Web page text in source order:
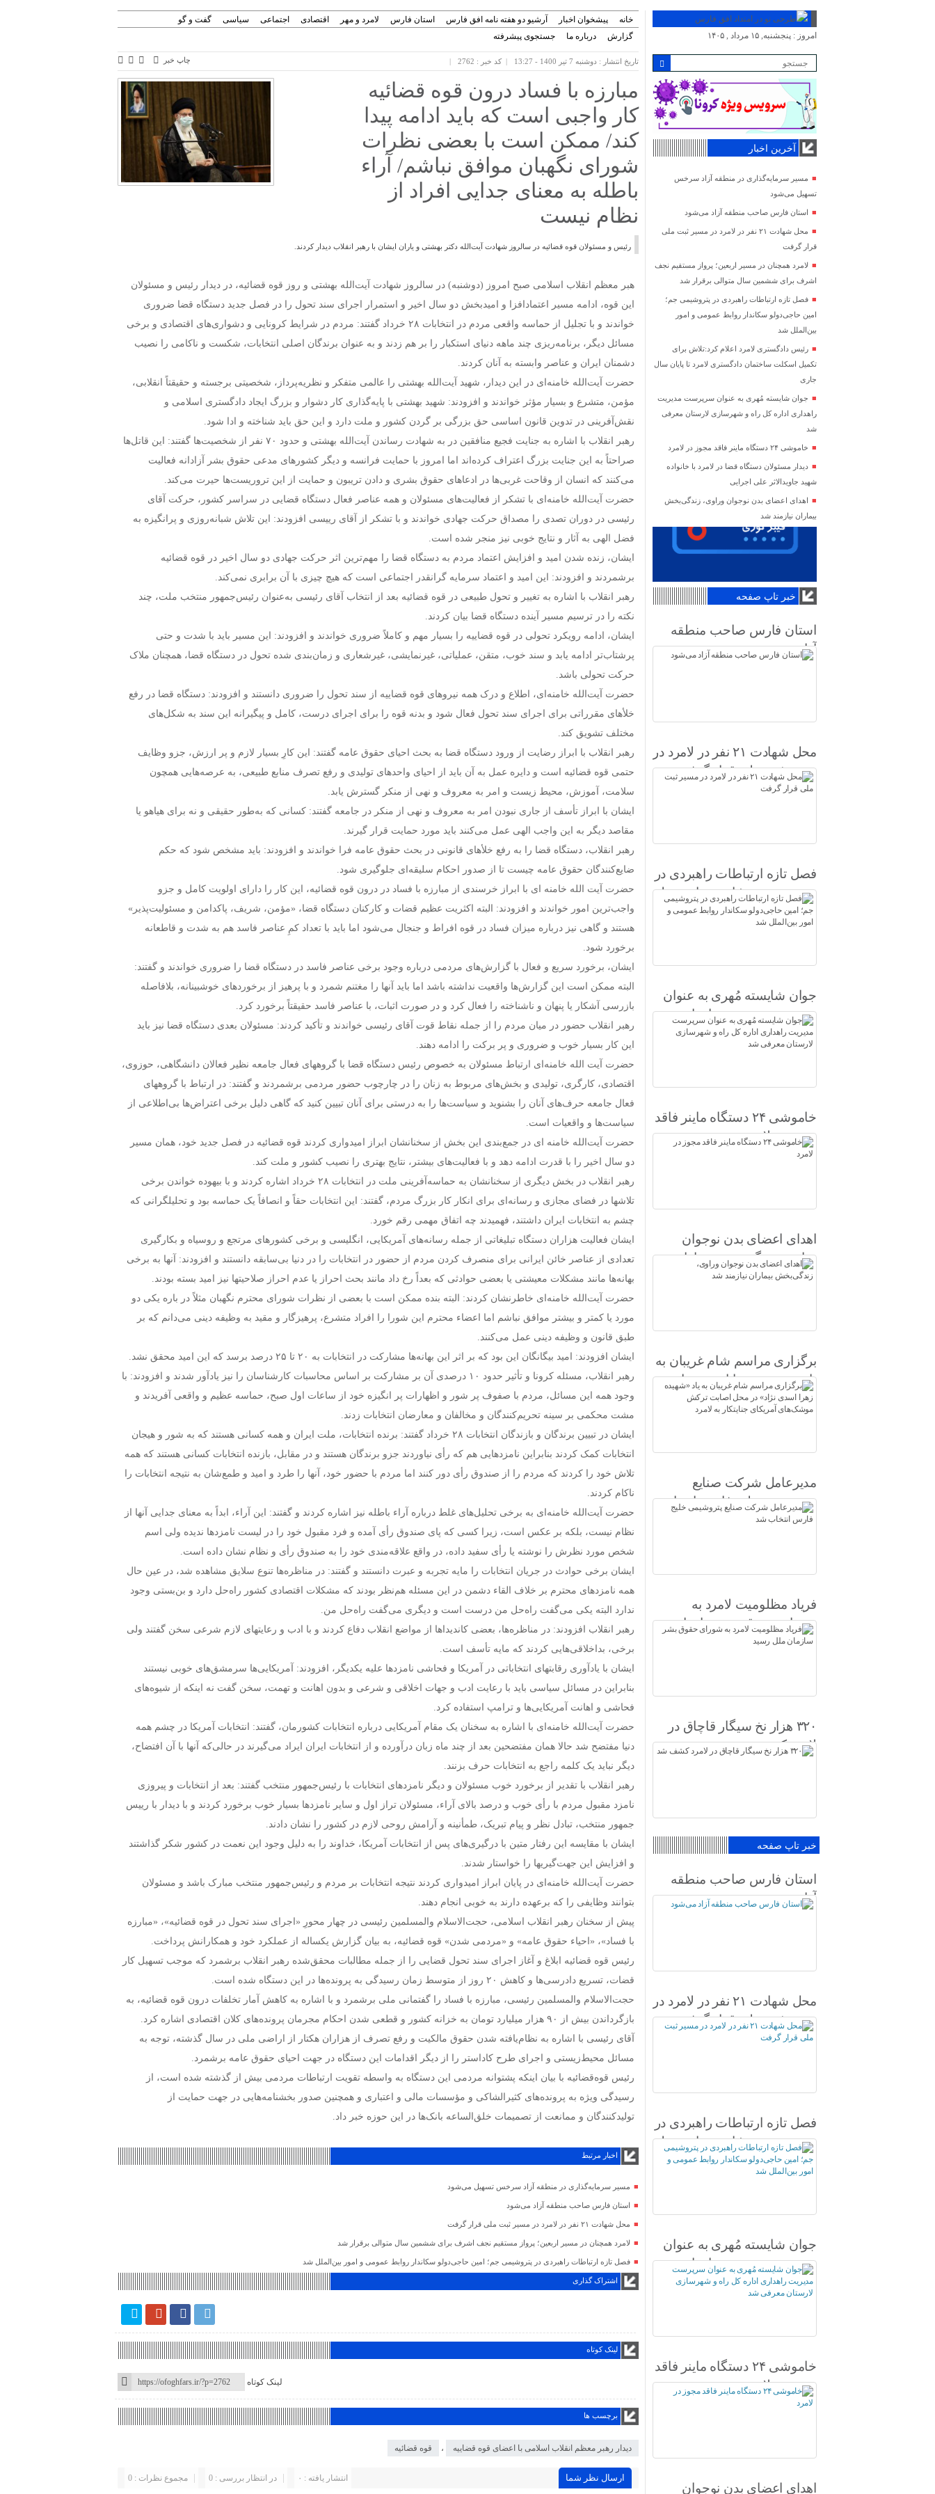
خانه پیشخوان اخبار آرشیو دو هفته نامه افق فارس استان فارس لامرد و مهر اقتصادی اجتماعی سیاسی
گفت و گو
گزارش
درباره ما جستجوی پیشرفته
تاریخ انتشار : دوشنبه 7 تیر 1400 - 13:27 کد خبر : 2762 چاپ خبر
مبارزه با فساد درون قوه قضائیه
کار واجبی است که باید ادامه پیدا
کند/ ممکن است با بعضی نظرات
شورای نگهبان موافق نباشم/ آراء
باطله به معنای جدایی افراد از
نظام نیست
رئیس و مسئولان قوه قضائیه در سالروز شهادت آیت‌الله دکتر بهشتی و یاران ایشان با رهبر انقلاب دیدار کردند.
هبر معظم انقلاب اسلامی صبح امروز (دوشنبه) در سالروز شهادت آیت‌الله بهشتی و روز قوه قضائیه، در دیدار رئیس و مسئولان
این قوه، ادامه مسیر اعتمادافزا و امیدبخش دو سال اخیر و استمرار اجرای سند تحول را در فصل جدید دستگاه قضا ضروری
خواندند و با تجلیل از حماسه واقعی مردم در انتخابات ۲۸ خرداد گفتند: مردم در شرایط کرونایی و دشواری‌های اقتصادی و برخی
مسائل دیگر، برنامه‌ریزی چند ماهه دنیای استکبار را بر هم زدند و به عنوان برندگان اصلی انتخابات، شکست و ناکامی را نصیب
دشمنان ایران و عناصر وابسته به آنان کردند.
حضرت آیت‌الله خامنه‌ای در این دیدار، شهید آیت‌الله بهشتی را عالمی متفکر و نظریه‌پرداز، شخصیتی برجسته و حقیقتاً انقلابی،
مؤمن، متشرع و بسیار مؤثر خواندند و افزودند: شهید بهشتی با پایه‌گذاری کار دشوار و بزرگ ایجاد دادگستری اسلامی و
نقش‌آفرینی در تدوین قانون اساسی حق بزرگی بر گردن کشور و ملت دارد و این حق باید شناخته و ادا شود.
رهبر انقلاب با اشاره به جنایت فجیع منافقین در به شهادت رساندن آیت‌الله بهشتی و حدود ۷۰ نفر از شخصیت‌ها گفتند: این قاتل‌ها
صراحتاً به این جنایت بزرگ اعتراف کرده‌اند اما امروز با حمایت فرانسه و دیگر کشورهای مدعی حقوق بشر آزادانه فعالیت
می‌کنند که انسان از وقاحت غربی‌ها در ادعاهای حقوق بشری و دادن تریبون و حمایت از این تروریست‌ها حیرت می‌کند.
حضرت آیت‌الله خامنه‌ای با تشکر از فعالیت‌های مسئولان و همه عناصر فعال دستگاه قضایی در سراسر کشور، حرکت آقای
رئیسی در دوران تصدی را مصداق حرکت جهادی خواندند و با تشکر از آقای رییسی افزودند: این تلاش شبانه‌روزی و پرانگیزه به
فضل الهی به آثار و نتایج خوبی نیز منجر شده است.
ایشان، زنده شدن امید و افزایش اعتماد مردم به دستگاه قضا را مهم‌ترین اثر حرکت جهادی دو سال اخیر در قوه قضائیه
برشمردند و افزودند: این امید و اعتماد سرمایه گرانقدر اجتماعی است که هیچ چیزی با آن برابری نمی‌کند.
رهبر انقلاب با اشاره به تغییر و تحول طبیعی در قوه قضائیه بعد از انتخاب آقای رئیسی به‌عنوان رئیس‌جمهور منتخب ملت، چند
نکته را در ترسیم مسیر آینده دستگاه قضا بیان کردند.
ایشان، ادامه رویکرد تحولی در قوه قضاییه را بسیار مهم و کاملاً ضروری خواندند و افزودند: این مسیر باید با شدت و حتی
پرشتاب‌تر ادامه یابد و سند خوب، متقن، عملیاتی، غیرنمایشی، غیرشعاری و زمان‌بندی شده تحول در دستگاه قضا، همچنان ملاک
حرکت تحولی باشد.
حضرت آیت‌الله خامنه‌ای، اطلاع و درک همه نیروهای قوه قضاییه از سند تحول را ضروری دانستند و افزودند: دستگاه قضا در رفع
خلأهای مقرراتی برای اجرای سند تحول فعال شود و بدنه قوه را برای اجرای درست، کامل و پیگیرانه این سند به شکل‌های
مختلف تشویق کند.
رهبر انقلاب با ابراز رضایت از ورود دستگاه قضا به بحث احیای حقوق عامه گفتند: این کارِ بسیار لازم و پر ارزش، جزو وظایف
حتمی قوه قضائیه است و دایره عمل به آن باید از احیای واحدهای تولیدی و رفع تصرف منابع طبیعی، به عرصه‌هایی همچون
سلامت، آموزش، محیط زیست و امر به معروف و نهی از منکر گسترش یابد.
ایشان با ابراز تأسف از جاری نبودن امر به معروف و نهی از منکر در جامعه گفتند: کسانی که به‌طور حقیقی و نه برای هیاهو یا
مقاصد دیگر به این واجب الهی عمل می‌کنند باید مورد حمایت قرار گیرند.
رهبر انقلاب، دستگاه قضا را به رفع خلأهای قانونی در بحث حقوق عامه فرا خواندند و افزودند: باید مشخص شود که حکم
ضایع‌کنندگان حقوق عامه چیست تا از صدور احکام سلیقه‌ای جلوگیری شود.
حضرت آیت الله خامنه ای با ابراز خرسندی از مبارزه با فساد در درون قوه قضائیه، این کار را دارای اولویت کامل و جزو
واجب‌ترین امور خواندند و افزودند: البته اکثریت عظیم قضات و کارکنان دستگاه قضا، «مؤمن، شریف، پاکدامن و مسئولیت‌پذیر»
هستند و گاهی نیز درباره میزان فساد در قوه افراط و جنجال می‌شود اما باید با تعداد کمِ عناصر فاسد هم به شدت و قاطعانه
برخورد شود.
ایشان، برخورد سریع و فعال با گزارش‌های مردمی درباره وجود برخی عناصر فاسد در دستگاه قضا را ضروری خواندند و گفتند:
البته ممکن است این گزارش‌ها واقعیت نداشته باشد اما باید آنها را مغتنم شمرد و با پرهیز از برخوردهای خوشبینانه، بلافاصله
بازرسی آشکار یا پنهان و ناشناخته را فعال کرد و در صورت اثبات، با عناصر فاسد حقیقتاً برخورد کرد.
رهبر انقلاب حضور در میان مردم را از جمله نقاط قوت آقای رئیسی خواندند و تأکید کردند: مسئولان بعدی دستگاه قضا نیز باید
این کار بسیار خوب و ضروری و پر برکت را ادامه دهند.
حضرت آیت الله خامنه‌ای ارتباط مسئولان به خصوص رئیس دستگاه قضا با گروههای فعال جامعه نظیر فعالان دانشگاهی، حوزوی،
اقتصادی، کارگری، تولیدی و بخش‌های مربوط به زنان را در چارچوب حضور مردمی برشمردند و گفتند: در ارتباط با گروههای
فعال جامعه حرف‌های آنان را بشنوید و سیاست‌ها را به درستی برای آنان تبیین کنید که گاهی دلیل برخی اعتراض‌ها بی‌اطلاعی از
سیاست‌ها و واقعیات است.
حضرت آیت‌الله خامنه ای در جمع‌بندی این بخش از سخنانشان ابراز امیدواری کردند قوه قضائیه در فصل جدید خود، همان مسیر
دو سال اخیر را با قدرت ادامه دهد و با فعالیت‌های بیشتر، نتایج بهتری را نصیب کشور و ملت کند.
رهبر انقلاب در بخش دیگری از سخنانشان به حماسه‌آفرینی ملت در انتخابات ۲۸ خرداد اشاره کردند و با بیهوده خواندن برخی
تلاشها در فضای مجازی و رسانه‌ای برای انکار کار بزرگ مردم، گفتند: این انتخابات حقاً و انصافاً یک حماسه بود و تحلیلگرانی که
چشم به انتخابات ایران داشتند، فهمیدند چه اتفاق مهمی رقم خورد.
ایشان فعالیت هزاران دستگاه تبلیغاتی از جمله رسانه‌های آمریکایی، انگلیسی و برخی کشورهای مرتجع و روسیاه و بکارگیری
تعدادی از عناصر خائن ایرانی برای منصرف کردن مردم از حضور در انتخابات را در دنیا بی‌سابقه دانستند و افزودند: آنها به برخی
بهانه‌ها مانند مشکلات معیشتی یا بعضی حوادثی که بعداً رخ داد مانند بحث احراز یا عدم احراز صلاحیتها نیز امید بسته بودند.
حضرت آیت‌الله خامنه‌ای خاطرنشان کردند: البته بنده ممکن است با بعضی از نظرات شورای محترم نگهبان مثلاً در باره یکی دو
مورد یا کمتر و بیشتر موافق نباشم اما اعضاء محترم این شورا را افراد متشرع، پرهیزگار و مقید به وظیفه دینی می‌دانم که بر
طبق قانون و وظیفه دینی عمل می‌کنند.
ایشان افزودند: امید بیگانگان این بود که بر اثر این بهانه‌ها مشارکت در انتخابات به ۲۰ تا ۲۵ درصد برسد که این امید محقق نشد.
رهبر انقلاب، مسئله کرونا و تأثیر حدود ۱۰ درصدی آن بر مشارکت بر اساس محاسبات کارشناسان را نیز یادآور شدند و افزودند: با
وجود همه این مسائل، مردم با صفوف پر شور و اظهارات پر انگیزه خود از ساعات اول صبح، حماسه عظیم و واقعی آفریدند و
مشت محکمی بر سینه تحریم‌کنندگان و مخالفان و معارضان انتخابات زدند.
ایشان در تبیین برندگان و بازندگان انتخابات ۲۸ خرداد گفتند: برنده انتخابات، ملت ایران و همه کسانی هستند که به شور و هیجان
انتخابات کمک کردند بنابراین نامزدهایی هم که رأی نیاوردند جزو برندگان هستند و در مقابل، بازنده انتخابات کسانی هستند که همه
تلاش خود را کردند که مردم را از صندوق رأی دور کنند اما مردم با حضور خود، آنها را طرد و امید و طمع‌شان به نتیجه انتخابات را
ناکام کردند.
حضرت آیت‌الله خامنه‌ای به برخی تحلیل‌های غلط درباره آراء باطله نیز اشاره کردند و گفتند: این آراء، ابداً به معنای جدایی آنها از
نظام نیست، بلکه بر عکس است، زیرا کسی که پای صندوق رأی آمده و فرد مقبول خود را در لیست نامزدها ندیده ولی اسم
شخص مورد نظرش را نوشته یا رأی سفید داده، در واقع علاقه‌مندی خود را به صندوق رأی و نظام نشان داده است.
ایشان برخی حوادث در جریان انتخابات را مایه تجربه و عبرت دانستند و گفتند: در مناظره‌ها تنوع سلایق مشاهده شد، در عین حال
همه نامزدهای محترم بر خلاف القاء دشمن در این مسئله هم‌نظر بودند که مشکلات اقتصادی کشور راه‌حل دارد و بن‌بستی وجود
ندارد البته یکی می‌گفت راه‌حل من درست است و دیگری می‌گفت راه‌حل من.
رهبر انقلاب افزودند: در مناظره‌ها، بعضی کاندیداها از مواضع انقلاب دفاع کردند و با ادب و رعایتهای لازم شرعی سخن گفتند ولی
برخی، بداخلاقی‌هایی کردند که مایه تأسف است.
ایشان با یادآوری رقابتهای انتخاباتی در آمریکا و فحاشی نامزدها علیه یکدیگر، افزودند: آمریکایی‌ها سرمشق‌های خوبی نیستند
بنابراین در مسائل سیاسی باید با رعایت ادب و جهات اخلاقی و شرعی و بدون اهانت و تهمت، سخن گفت نه اینکه از شیوه‌های
فحاشی و اهانت آمریکایی‌ها و ترامپ استفاده کرد.
حضرت آیت‌الله خامنه‌ای با اشاره به سخنان یک مقام آمریکایی درباره انتخابات کشورمان، گفتند: انتخابات آمریکا در چشم همه
دنیا مفتضح شد حالا همان مفتضحین بعد از چند ماه زبان درآورده و از انتخابات ایران ایراد می‌گیرند در حالی‌که آنها با آن افتضاح،
دیگر نباید یک کلمه راجع به انتخابات حرف بزنند.
رهبر انقلاب با تقدیر از برخورد خوب مسئولان و دیگر نامزدهای انتخابات با رئیس‌جمهور منتخب گفتند: بعد از انتخابات و پیروزی
نامزد مقبول مردم با رأی خوب و درصد بالای آراء، مسئولان تراز اول و سایر نامزدها بسیار خوب برخورد کردند و با دیدار با رییس
جمهور منتخب، تبادل نظر و پیام تبریک، طمأنینه و آرامش روحی لازم در کشور را نشان دادند.
ایشان با مقایسه این رفتار متین با درگیری‌های پس از انتخابات آمریکا، خداوند را به دلیل وجود این نعمت در کشور شکر گذاشتند
و افزایش این جهت‌گیریها را خواستار شدند.
حضرت آیت‌الله خامنه‌ای در پایان ابراز امیدواری کردند نتیجه انتخابات بر مردم و رئیس‌جمهور منتخب مبارک باشد و مسئولان
بتوانند وظایفی را که برعهده دارند به خوبی انجام دهند.
پیش از سخنان رهبر انقلاب اسلامی، حجت‌الاسلام والمسلمین رئیسی در چهار محورِ «اجرای سند تحول در قوه قضائیه»، «مبارزه
با فساد»، «احیاء حقوق عامه» و «مردمی شدن» قوه قضائیه، به بیان گزارش یکساله از عملکرد خود و همکارانش پرداخت.
رئیس قوه قضائیه ابلاغ و آغاز اجرای سند تحول قضایی را از جمله مطالبات محقق‌شده رهبر انقلاب برشمرد که موجب تسهیل کار
قضات، تسریع دادرسی‌ها و کاهش ۲۰ روز از متوسط زمان رسیدگی به پرونده‌ها در این دستگاه شده است.
حجت‌الاسلام والمسلمین رئیسی، مبارزه با فساد را گفتمانی ملی برشمرد و با اشاره به کاهش آمار تخلفات درون قوه قضائیه، به
بازگرداندن بیش از ۹۰ هزار میلیارد تومان به خزانه کشور و قطعی شدن احکام مجرمان پرونده‌های کلان اقتصادی اشاره کرد.
آقای رئیسی با اشاره به نظام‌یافته شدن حقوق مالکیت و رفع تصرف از هزاران هکتار از اراضی ملی در سال گذشته، توجه به
مسائل محیط‌زیستی و اجرای طرح کاداستر را از دیگر اقدامات این دستگاه در جهت احیای حقوق عامه برشمرد.
رئیس قوه‌قضائیه با بیان اینکه پشتوانه مردمی این دستگاه به واسطه تقویت ارتباطات مردمی بیش از گذشته شده است، از
رسیدگی ویژه به پرونده‌های کثیرالشاکی و مؤسسات مالی و اعتباری و همچنین صدور بخشنامه‌هایی در جهت حمایت از
تولیدکنندگان و ممانعت از تصمیمات خلق‌الساعه بانک‌ها در این حوزه خبر داد.
اخبار مرتبط
مسیر سرمایه‌گذاری در منطقه آزاد سرخس تسهیل می‌شود
استان فارس صاحب منطقه آزاد می‌شود
محل شهادت ۲۱ نفر در لامرد در مسیر ثبت ملی قرار گرفت
لامرد همچنان در مسیر اربعین؛ پرواز مستقیم نجف اشرف برای ششمین سال متوالی برقرار شد
فصل تازه ارتباطات راهبردی در پتروشیمی جم؛ امین حاجی‌دولو سکاندار روابط عمومی و امور بین‌الملل شد
اشتراک گذاری
لینک کوتاه
لینک کوتاه
برچسب ها
دیدار رهبر معظم انقلاب اسلامی با اعضای قوه قضاییه ، قوه قضائیه
ارسال نظر شما مجموع نظرات : 0 در انتظار بررسی : 0 انتشار یافته : ۰
امروز : پنجشنبه, ۱۵ مرداد , ۱۴۰۵
آخرین اخبار
مسیر سرمایه‌گذاری در منطقه آزاد سرخس
تسهیل می‌شود
استان فارس صاحب منطقه آزاد می‌شود
محل شهادت ۲۱ نفر در لامرد در مسیر ثبت ملی
قرار گرفت
لامرد همچنان در مسیر اربعین؛ پرواز مستقیم نجف
اشرف برای ششمین سال متوالی برقرار شد
فصل تازه ارتباطات راهبردی در پتروشیمی جم؛
امین حاجی‌دولو سکاندار روابط عمومی و امور
بین‌الملل شد
رئیس دادگستری لامرد اعلام کرد:تلاش برای
تکمیل اسکلت ساختمان دادگستری لامرد تا پایان سال
جاری
جوان شایسته مُهری به عنوان سرپرست مدیریت
راهداری اداره کل راه و شهرسازی لارستان معرفی
شد
خاموشی ۲۴ دستگاه ماینر فاقد مجوز در لامرد
دیدار مسئولان دستگاه قضا در لامرد با خانواده
شهید جاویدالاثر علی اجرایی
اهدای اعضای بدن نوجوان وراوی، زندگی‌بخش
بیماران نیازمند شد
خبر تاپ صفحه
استان فارس صاحب منطقه
آزاد می‌شود
محل شهادت ۲۱ نفر در لامرد در
مسیر ثبت ملی قرار گرفت
فصل تازه ارتباطات راهبردی در
پتروشیمی جم؛ امین حاجی‌دولو
سکاندار روابط عمومی و امور
بین‌الملل شد
جوان شایسته مُهری به عنوان
سرپرست مدیریت راهداری
اداره کل راه و شهرسازی
لارستان معرفی شد
خاموشی ۲۴ دستگاه ماینر فاقد
مجوز در لامرد
اهدای اعضای بدن نوجوان
وراوی، زندگی‌بخش بیماران
نیازمند شد
برگزاری مراسم شام غریبان به
یاد «شهیده زهرا اسدی نژاد» در
محل اصابت ترکش موشک‌های
آمریکای جنایتکار به لامرد
مدیرعامل شرکت صنایع
پتروشیمی خلیج فارس انتخاب
شد
فریاد مظلومیت لامرد به
شورای حقوق بشر سازمان
ملل رسید
۳۲۰ هزار نخ سیگار قاچاق در
لامرد کشف شد
خبر تاپ صفحه
استان فارس صاحب منطقه
آزاد می‌شود
محل شهادت ۲۱ نفر در لامرد در
مسیر ثبت ملی قرار گرفت
فصل تازه ارتباطات راهبردی در
پتروشیمی جم؛ امین حاجی‌دولو
سکاندار روابط عمومی و امور
بین‌الملل شد
جوان شایسته مُهری به عنوان
سرپرست مدیریت راهداری
اداره کل راه و شهرسازی
لارستان معرفی شد
خاموشی ۲۴ دستگاه ماینر فاقد
مجوز در لامرد
اهدای اعضای بدن نوجوان